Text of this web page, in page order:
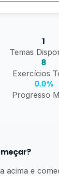
1
Temas
8
Exercícios
0.0%
Progresso
acima e